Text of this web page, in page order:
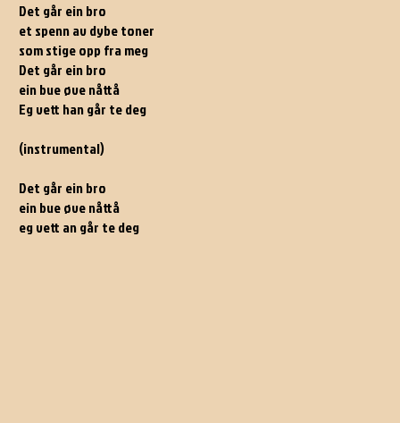
Det går ein bro
et spenn av dybe toner
som stige opp fra meg
Det går ein bro
ein bue øve nåttå
Eg vett han går te deg
(instrumental)
Det går ein bro
ein bue øve nåttå
eg vett an går te deg